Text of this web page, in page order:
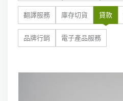
翻譯服務 庫存切貨 貸款
品牌行銷 電子產品服務